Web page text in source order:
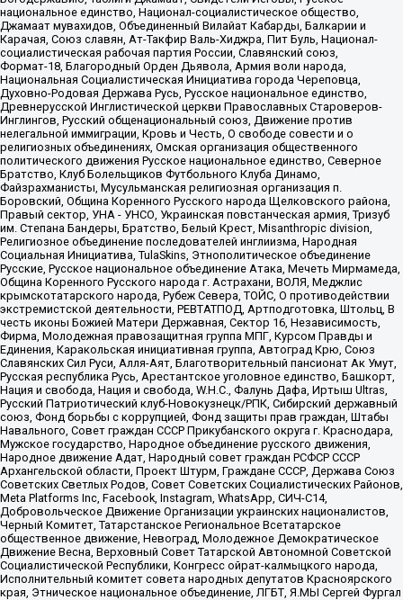
национальное единство, Национал-социалистическое общество,
Джамаат мувахидов, Объединенный Вилайат Кабарды, Балкарии и
Карачая, Союз славян, Ат-Такфир Валь-Хиджра, Пит Буль, Национал-
социалистическая рабочая партия России, Славянский союз,
Формат-18, Благородный Орден Дьявола, Армия воли народа,
Национальная Социалистическая Инициатива города Череповца,
Духовно-Родовая Держава Русь, Русское национальное единство,
Древнерусской Инглистической церкви Православных Староверов-
Инглингов, Русский общенациональный союз, Движение против
нелегальной иммиграции, Кровь и Честь, О свободе совести и о
религиозных объединениях, Омская организация общественного
политического движения Русское национальное единство, Северное
Братство, Клуб Болельщиков Футбольного Клуба Динамо,
Файзрахманисты, Мусульманская религиозная организация п.
Боровский, Община Коренного Русского народа Щелковского района,
Правый сектор, УНА - УНСО, Украинская повстанческая армия, Тризуб
им. Степана Бандеры, Братство, Белый Крест, Misanthropic division,
Религиозное объединение последователей инглиизма, Народная
Социальная Инициатива, TulaSkins, Этнополитическое объединение
Русские, Русское национальное объединение Атака, Мечеть Мирмамеда,
Община Коренного Русского народа г. Астрахани, ВОЛЯ, Меджлис
крымскотатарского народа, Рубеж Севера, ТОЙС, О противодействии
экстремистской деятельности, РЕВТАТПОД, Артподготовка, Штольц, В
честь иконы Божией Матери Державная, Сектор 16, Независимость,
Фирма, Молодежная правозащитная группа МПГ, Курсом Правды и
Единения, Каракольская инициативная группа, Автоград Крю, Союз
Славянских Сил Руси, Алля-Аят, Благотворительный пансионат Ак Умут,
Русская республика Русь, Арестантское уголовное единство, Башкорт,
Нация и свобода, Нация и свобода, W.H.С., Фалунь Дафа, Иртыш Ultras,
Русский Патриотический клуб-Новокузнецк/РПК, Сибирский державный
союз, Фонд борьбы с коррупцией, Фонд защиты прав граждан, Штабы
Навального, Совет граждан СССР Прикубанского округа г. Краснодара,
Мужское государство, Народное объединение русского движения,
Народное движение Адат, Народный совет граждан РСФСР СССР
Архангельской области, Проект Штурм, Граждане СССР, Держава Союз
Советских Светлых Родов, Совет Советских Социалистических Районов,
Meta Platforms Inc, Facebook, Instagram, WhatsApp, СИЧ-С14,
Добровольческое Движение Организации украинских националистов,
Черный Комитет, Татарстанское Региональное Всетатарское
общественное движение, Невоград, Молодежное Демократическое
Движение Весна, Верховный Совет Татарской Автономной Советской
Социалистической Республики, Конгресс ойрат-калмыцкого народа,
Исполнительный комитет совета народных депутатов Красноярского
края, Этническое национальное объединение, ЛГБТ, Я.МЫ Сергей Фургал